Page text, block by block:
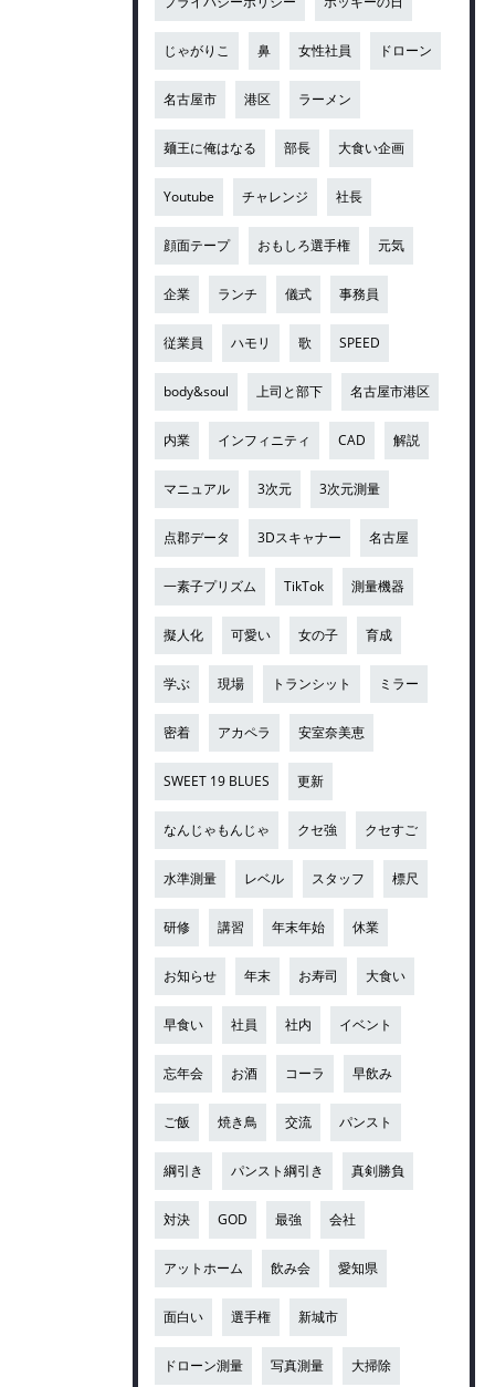
じゃがりこ 鼻 女性社員 ドローン
名古屋市 港区 ラーメン
麺王に俺はなる 部長 大食い企画
Youtube チャレンジ 社長
顔面テープ おもしろ選手権 元気
企業 ランチ 儀式 事務員
従業員 ハモリ 歌 SPEED
body&soul 上司と部下 名古屋市港区
内業 インフィニティ CAD 解説
マニュアル 3次元 3次元測量
点郡データ 3Dスキャナー 名古屋
一素子プリズム TikTok 測量機器
擬人化 可愛い 女の子 育成
学ぶ 現場 トランシット ミラー
密着 アカペラ 安室奈美恵
SWEET 19 BLUES 更新
なんじゃもんじゃ クセ強 クセすご
水準測量 レベル スタッフ 標尺
研修 講習 年末年始 休業
お知らせ 年末 お寿司 大食い
早食い 社員 社内 イベント
忘年会 お酒 コーラ 早飲み
ご飯 焼き鳥 交流 パンスト
綱引き パンスト綱引き 真剣勝負
対決 GOD 最強 会社
アットホーム 飲み会 愛知県
面白い 選手権 新城市
ドローン測量 写真測量 大掃除